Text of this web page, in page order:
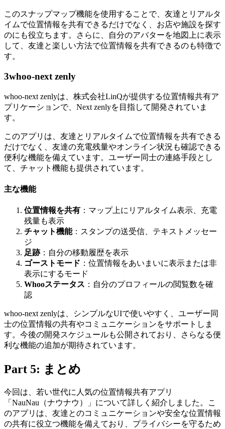
このスナップマップ機能を使用することで、友達とリアルタ
イムで位置情報を共有できるだけでなく、お店や施設を探す
のにも役立ちます。さらに、自分のアバターを地図上に表示
して、友達と楽しい方法で位置情報を共有できるのも特徴で
す。
3whoo-next zenly
whoo-next zenlyは、株式会社LinQが提供する位置情報共有ア
プリケーションで、Next zenlyを目指して開発されていま
す。
このアプリは、友達とリアルタイムで位置情報を共有できる
だけでなく、友達の充電残量やオンライン状況も確認できる
便利な機能を備えています。ユーザー同士の連絡手段とし
て、チャット機能も提供されています。
主な機能
位置情報を共有 ：マップ上にリアルタイム表示、充電
残量も表示
チャット機能：スタンプの送受信、テキストメッセー
ジ
足跡：自分の移動履歴を表示
ゴーストモード ：位置情報をあいまいに表示または非
表示にするモード
Whooステータス ：自分のプロフィールの閲覧数を確
認
whoo-next zenlyは、シンプルなUIで使いやすく、ユーザー同
士の位置情報の共有やコミュニケーションをサポートしま
す。今後の開発スケジュールも公開されており、さらなる便
利な機能の追加が期待されています。
Part 5: まとめ
今回は、若い世代に人気の位置情報共有アプリ
「NauNau（ナウナウ）」について詳しく紹介しました。こ
のアプリは、友達とのコミュニケーションや安全な位置情報
の共有に役立つ機能を備えており、プライバシーを守るため